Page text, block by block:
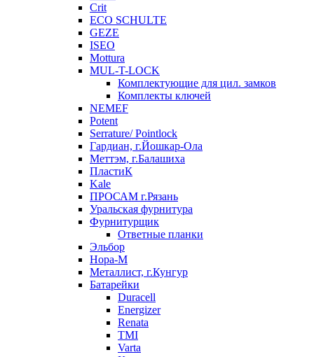
Crit
ECO SCHULTE
GEZE
ISEO
Mottura
MUL-T-LOCK
Комплектующие для цил. замков
Комплекты ключей
NEMEF
Potent
Serrature/ Pointlock
Гардиан, г.Йошкар-Ола
Меттэм, г.Балашиха
ПластиК
Kale
ПРОСАМ г.Рязань
Уральская фурнитура
Фурнитурщик
Ответные планки
Эльбор
Нора-М
Металлист, г.Кунгур
Батарейки
Duracell
Energizer
Renata
TMI
Varta